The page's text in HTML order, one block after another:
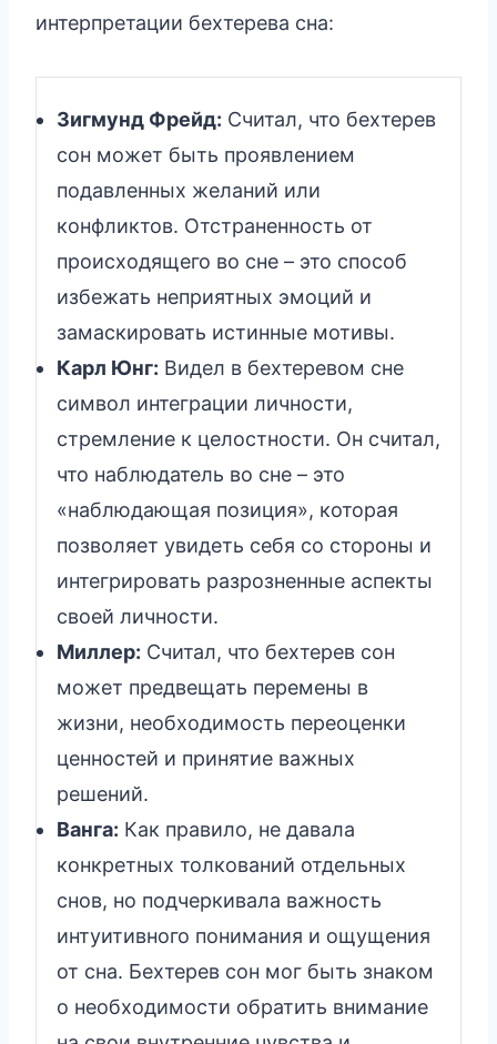
интерпретации бехтерева сна:
Зигмунд Фрейд: Считал, что бехтерев
сон может быть проявлением
подавленных желаний или
конфликтов. Отстраненность от
происходящего во сне – это способ
избежать неприятных эмоций и
замаскировать истинные мотивы.
Карл Юнг: Видел в бехтеревом сне
символ интеграции личности,
стремление к целостности. Он считал,
что наблюдатель во сне – это
«наблюдающая позиция», которая
позволяет увидеть себя со стороны и
интегрировать разрозненные аспекты
своей личности.
Миллер: Считал, что бехтерев сон
может предвещать перемены в
жизни, необходимость переоценки
ценностей и принятие важных
решений.
Ванга: Как правило, не давала
конкретных толкований отдельных
снов, но подчеркивала важность
интуитивного понимания и ощущения
от сна. Бехтерев сон мог быть знаком
о необходимости обратить внимание